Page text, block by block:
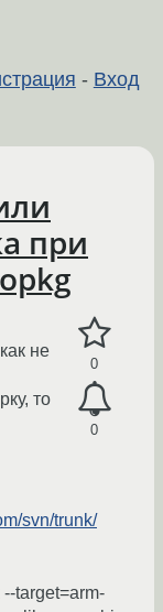
- Вход
при
0
0
не
то
svn/trunk/
target=arm-